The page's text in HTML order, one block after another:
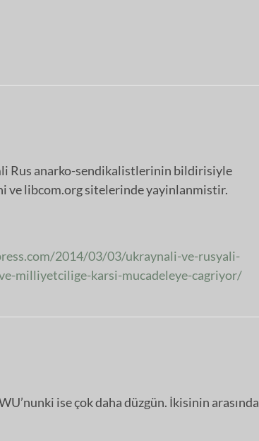
Rus anarko-sendikalistlerinin bildirisiyle
ve libcom.org sitelerinde yayinlanmistir.
2014/03/03/ukraynali-ve-rusyali-
milliyetcilige-karsi-mucadeleye-cagriyor/
ise çok daha düzgün. İkisinin arasında